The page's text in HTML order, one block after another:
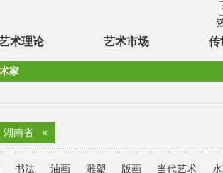
术理论 艺术市场 传
家
湖南省 ×
书法 油画 雕塑 版画 当代艺术